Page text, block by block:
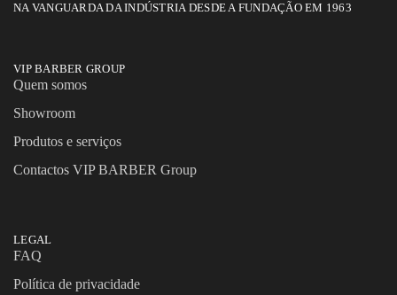
NA VANGUARDA DA INDÚSTRIA DESDE A FUNDAÇÃO EM 1963
VIP BARBER GROUP
Quem somos
Showroom
Produtos e serviços
Contactos VIP BARBER Group
LEGAL
FAQ
Política de privacidade